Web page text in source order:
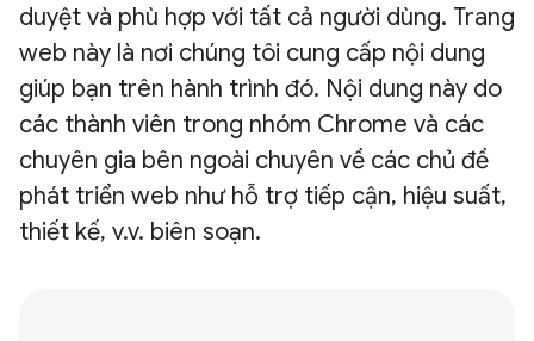
duyệt và phù hợp với tất cả người dùng. Trang
web này là nơi chúng tôi cung cấp nội dung
giúp bạn trên hành trình đó. Nội dung này do
các thành viên trong nhóm Chrome và các
chuyên gia bên ngoài chuyên về các chủ đề
phát triển web như hỗ trợ tiếp cận, hiệu suất,
thiết kế, v.v. biên soạn.